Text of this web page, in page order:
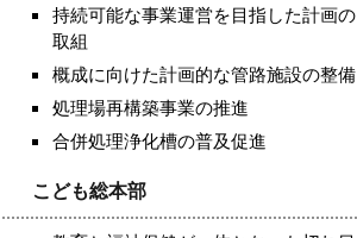
持続可能な事業運営を目指した計画の
取組
概成に向けた計画的な管路施設の整備
処理場再構築事業の推進
合併処理浄化槽の普及促進
こども総本部